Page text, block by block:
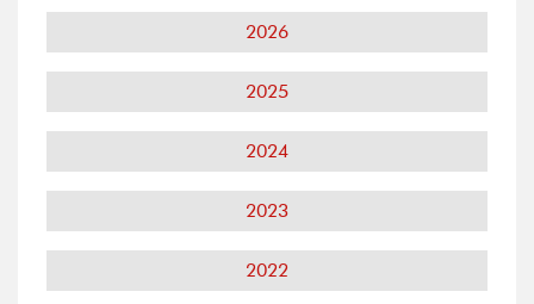
2026
2025
2024
2023
2022